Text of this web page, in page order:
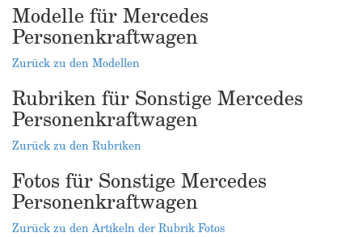
Modelle für Mercedes
Personenkraftwagen
Zurück zu den Modellen
Rubriken für Sonstige Mercedes
Personenkraftwagen
Zurück zu den Rubriken
Fotos für Sonstige Mercedes
Personenkraftwagen
Zurück zu den Artikeln der Rubrik Fotos